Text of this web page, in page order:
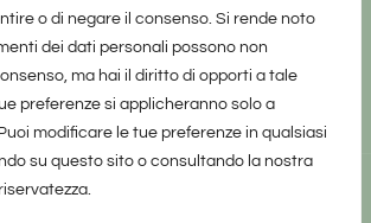
o di negare il consenso. Si rende noto
dei dati personali possono non
ma hai il diritto di opporti a tale
preferenze si applicheranno solo a
modificare le tue preferenze in qualsiasi
su questo sito o consultando la nostra
Galatioto©2025 tutti i diritti riservati -